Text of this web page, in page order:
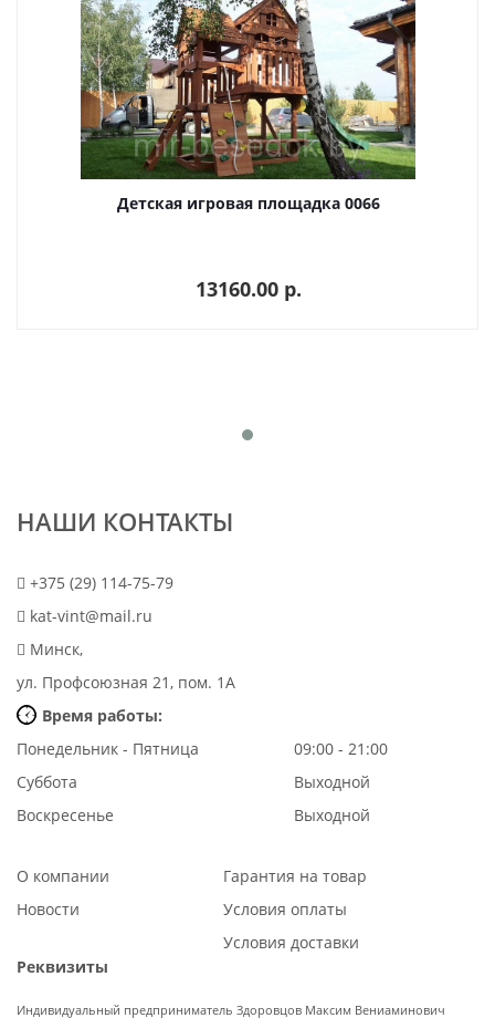
Детская игровая площадка 0066
13160.00 p.
НАШИ КОНТАКТЫ
+375 (29) 114-75-79
kat-vint@mail.ru
Минск,
ул. Профсоюзная 21, пом. 1А
Время работы:
Понедельник - Пятница
09:00 - 21:00
Суббота
Выходной
Воскресенье
Выходной
О компании
Новости
Гарантия на товар
Условия оплаты
Условия доставки
Реквизиты
Индивидуальный предприниматель Здоровцов Максим Вениаминович